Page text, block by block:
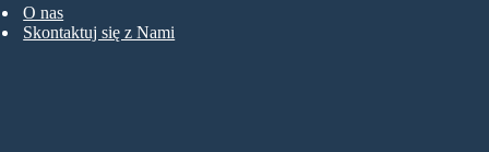
O nas
Skontaktuj się z Nami